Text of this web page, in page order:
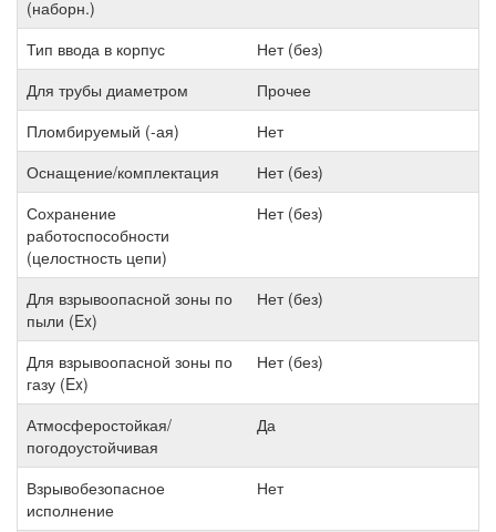
(наборн.)
Тип ввода в корпус
Нет (без)
Для трубы диаметром
Прочее
Пломбируемый (-ая)
Нет
Оснащение/комплектация
Нет (без)
Сохранение
работоспособности
(целостность цепи)
Нет (без)
Для взрывоопасной зоны по
пыли (Ex)
Нет (без)
Для взрывоопасной зоны по
газу (Ex)
Нет (без)
Атмосферостойкая/
погодоустойчивая
Да
Взрывобезопасное
исполнение
Нет